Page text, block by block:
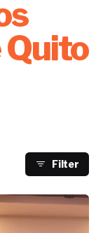
Quito
Filter